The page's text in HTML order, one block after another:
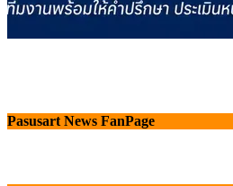
Pasusart News FanPage